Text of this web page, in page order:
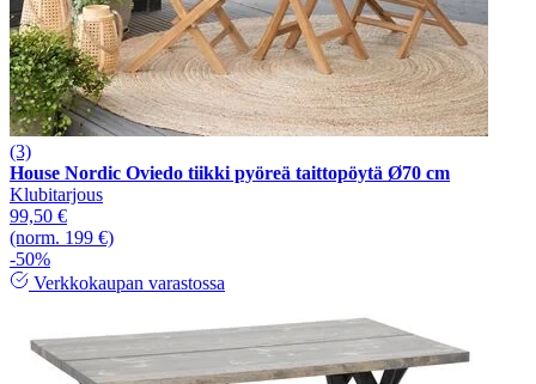
(3)
House Nordic Oviedo tiikki pyöreä taittopöytä Ø70 cm
Klubitarjous
99,50 €
(norm. 199 €)
-50%
Verkkokaupan varastossa